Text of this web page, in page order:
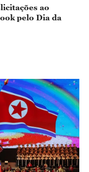
ao
pelo Dia da